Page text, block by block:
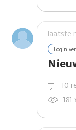
laatste
Login
10